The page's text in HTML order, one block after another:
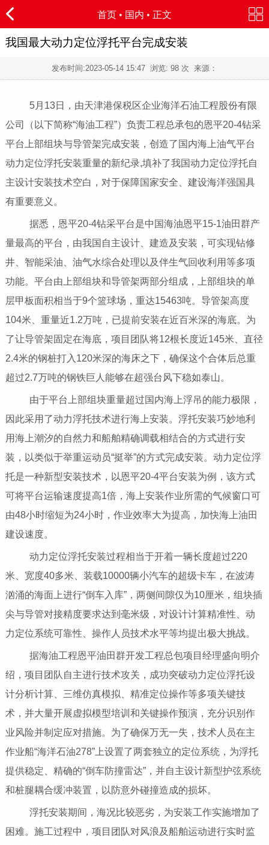
首页 • 国内 • 正文
我国最大动力定位浮托平台完成安装
发布时间:2023-05-14 15:47 浏览: 98 次 来源：
5月13日，由天津港保税区企业海洋石油工程股份有限
公司（以下简称“海油工程”）负责工程总承包的恩平20-4钻采
平台上部组块与导管架完成安装，创造了国内海上油气平台
动力定位浮托安装重量的新纪录,填补了我国动力定位浮托自
主设计安装技术空白，对于保障国家安全、建设海洋强国具
有重要意义。
据悉，恩平20-4钻采平台是中国海油恩平15-1油田群产
量最高的平台，由我国自主设计、建造及安装，可实现钻修
井、智能采油、油气水综合处理以及伴生气回收利用等多项
功能。平台由上部组块和导管架两部分组成，上部组块的单
层甲板面积相当于9个篮球场，重达15463吨。导管架高度
104米、重量近1.2万吨，已提前安装在近百米深的海底。为
了让导管架固定在海底，项目团队将12根长度近145米、直径
2.4米的钢桩打入120米深的海床之下，确保这个合体后总重
超过2.7万吨的钢铁巨人能够在超强台风下稳如泰山。
由于平台上部组块重量超过国内海上浮吊的能力极限，
因此采用了动力浮托技术进行海上安装。浮托安装巧妙地利
用海上潮汐的自然力和船舶精确调载相结合的方式进行安
装，以类似于举重运动员“挺举”的方式完成安装。动力定位浮
托是一种新型安装技术，以恩平20-4平台安装为例，该方式
可将平台运输速度提高1倍，海上安装作业所需的气候窗口可
由48小时缩短为24小时，作业效率大为提高，加快海上油田
建设速度。
动力定位浮托安装过程相当于开着一辆长度超过220
米、宽度40多米、装载10000辆小汽车的超级卡车，在波涛
汹涌的海面上进行“倒车入库”，两侧间隙仅为10厘米，组块插
尖与导管对接精度要求达到毫米级，对设计计算精准性、动
力定位系统可靠性、操作人员技术水平等均提出极大挑战。
据海油工程恩平油田群开发工程总包项目经理盛向明介
绍，项目团队自主进行技术攻关，成功突破动力定位浮托设
计分析计算、三维仿真模拟、精准定位操作等多项关键技
术，并大量开展虚拟模型培训和关键操作预演，充分识别作
业风险并制定应对措施。为了确保万无一失，技术人员在主
作业船“海洋石油278”上设置了两套独立的定位系统，为浮托
提供稳定、精确的“倒车防撞雷达”，并自主设计新型护弦系统
和桩腿耦合缓冲装置，以防意外碰撞造成的损坏。
浮托安装期间，海况比较恶劣，为安装工作实施增加了
困难。施工过程中，项目团队对风浪及船舶运动进行实时监